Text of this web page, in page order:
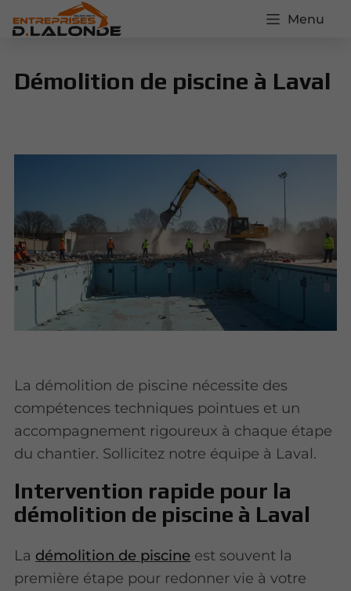
Menu
Démolition de piscine à Laval
La démolition de piscine nécessite des
compétences techniques pointues et un
accompagnement rigoureux à chaque étape
du chantier. Sollicitez notre équipe à Laval.
Intervention rapide pour la
démolition de piscine à Laval
La démolition de piscine est souvent la
première étape pour redonner vie à votre